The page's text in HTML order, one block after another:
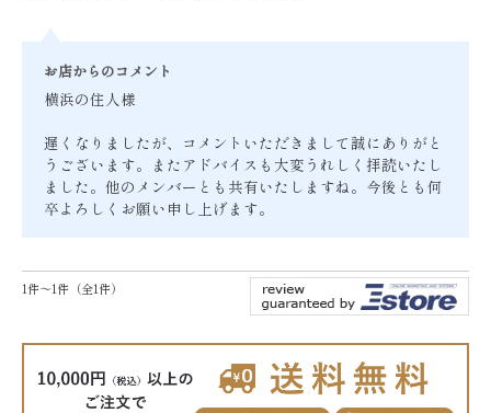
お店からのコメント
横浜の住人様
遅くなりましたが、コメントいただきまして誠にありがと
うございます。またアドバイスも大変うれしく拝読いたし
ました。他のメンバーとも共有いたしますね。今後とも何
卒よろしくお願い申し上げます。
1件～1件（全1件）